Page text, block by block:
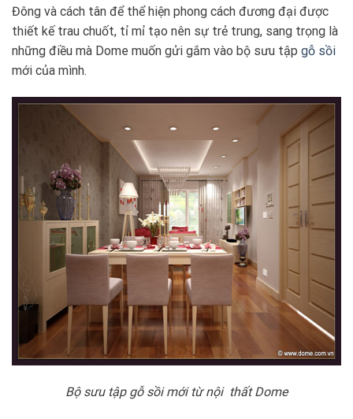
Đông và cách tân để thể hiện phong cách đương đại được
thiết kế trau chuốt, tỉ mỉ tạo nên sự trẻ trung, sang trọng là
những điều mà Dome muốn gửi gắm vào bộ sưu tập gỗ sồi
mới của mình.
Bộ sưu tập gỗ sồi mới từ nội thất Dome